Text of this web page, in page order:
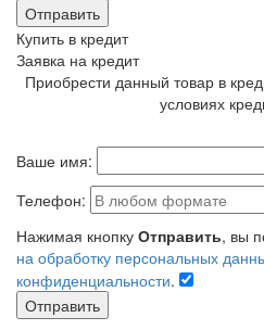
Отправить
Купить в кредит
Заявка на кредит
Приобрести данный товар в
условиях
Ваше имя:
Телефон:
Нажимая кнопку Отправить, вы
на обработку персональных
конфиденциальности.
Отправить